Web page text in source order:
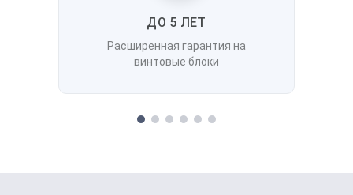
ДО 5 ЛЕТ
Расширенная гарантия на
винтовые блоки